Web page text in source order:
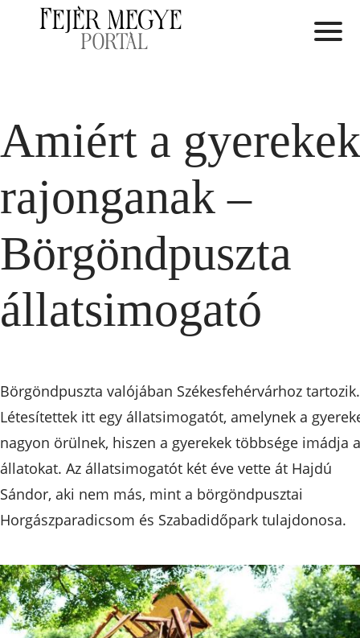
Amiért a gyerekek
rajonganak –
Börgöndpuszta
állatsimogató
Börgöndpuszta valójában Székesfehérvárhoz tartozik.
Létesítettek itt egy állatsimogatót, amelynek a
nagyon örülnek, hiszen a gyerekek többsége imádja
állatokat. Az állatsimogatót két éve vette át Hajdú
Sándor, aki nem más, mint a börgöndpusztai
Horgászparadicsom és Szabadidőpark tulajdonosa.